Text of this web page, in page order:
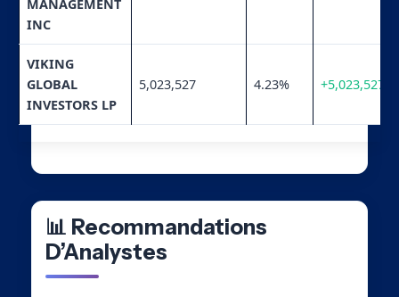
MANAGEMENT
INC
VIKING
GLOBAL
INVESTORS LP
5,023,527 4.23% +5,023,527
📊 Recommandations
D’Analystes